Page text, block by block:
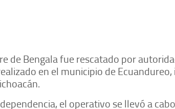
de Bengala fue rescatado por
en el municipio de
el operativo se llevó a